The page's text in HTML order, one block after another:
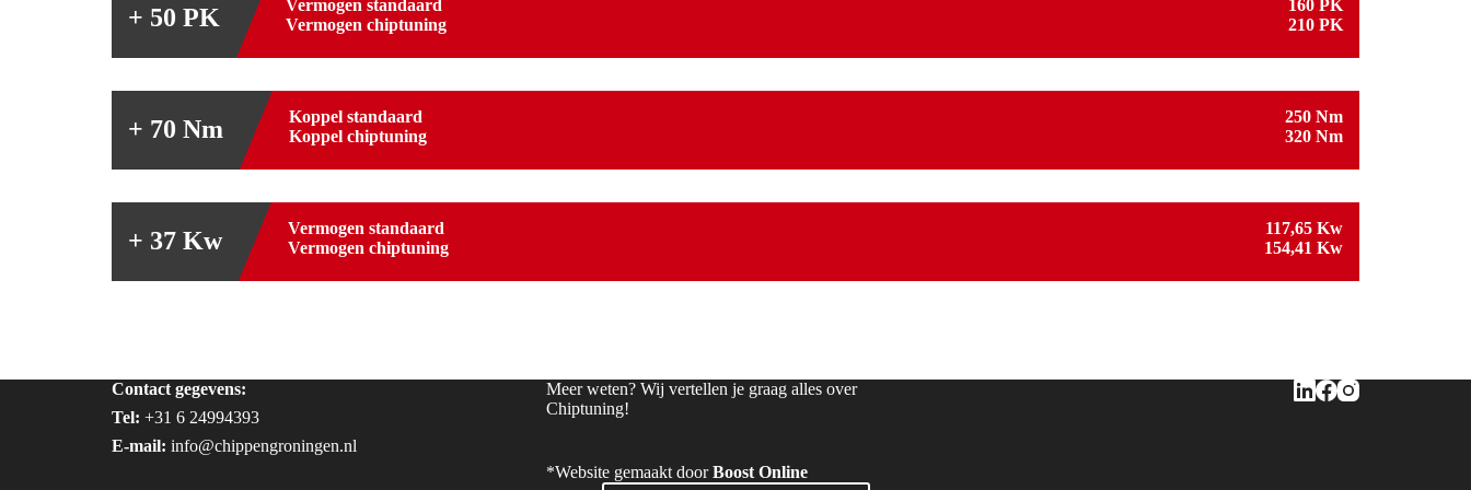
+ 50 PK Vermogen standaard
160 PK
Vermogen chiptuning
210 PK
+ 70 Nm Koppel standaard
250 Nm
Koppel chiptuning
320 Nm
+ 37 Kw Vermogen standaard
117,65 Kw
Vermogen chiptuning
154,41 Kw
Contact gegevens:
Tel: +31 6 24994393
E-mail: info@chippengroningen.nl
Meer weten? Wij vertellen je graag alles over
Chiptuning!
*Website gemaakt doorBoost Online